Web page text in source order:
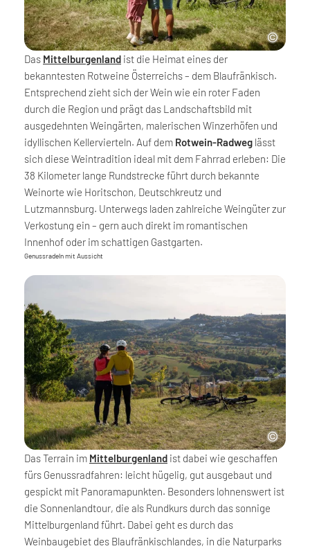
Das Mittelburgenland ist die Heimat eines der
bekanntesten Rotweine Österreichs – dem Blaufränkisch.
Entsprechend zieht sich der Wein wie ein roter Faden
durch die Region und prägt das Landschaftsbild mit
ausgedehnten Weingärten, malerischen Winzerhöfen und
idyllischen Kellervierteln. Auf dem Rotwein-Radweg lässt
sich diese Weintradition ideal mit dem Fahrrad erleben: Die
38 Kilometer lange Rundstrecke führt durch bekannte
Weinorte wie Horitschon, Deutschkreutz und
Lutzmannsburg. Unterwegs laden zahlreiche Weingüter zur
Verkostung ein – gern auch direkt im romantischen
Innenhof oder im schattigen Gastgarten.
Genussradeln mit Aussicht
Das Terrain im Mittelburgenland ist dabei wie geschaffen
fürs Genussradfahren: leicht hügelig, gut ausgebaut und
gespickt mit Panoramapunkten. Besonders lohnenswert ist
die Sonnenlandtour, die als Rundkurs durch das sonnige
Mittelburgenland führt. Dabei geht es durch das
Weinbaugebiet des Blaufränkischlandes, in die Naturparks